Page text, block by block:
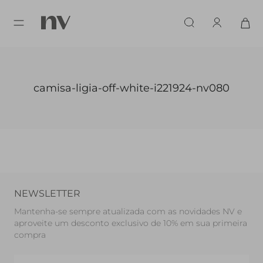
camisa-ligia-off-white-i221924-nv080
NEWSLETTER
Mantenha-se sempre atualizada com as novidades NV e
aproveite um desconto exclusivo de 10% em sua primeira
compra